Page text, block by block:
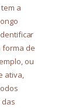
a
forma de
ou
ativa,